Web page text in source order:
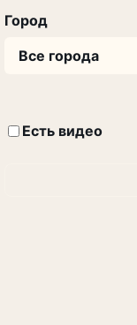
Город
Есть видео